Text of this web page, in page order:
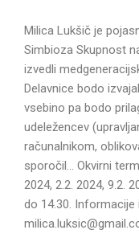
Milica Lukšič je
Simbioza Skupnost
izvedli
Delavnice bodo
vsebino pa bodo
udeležencev
računalnikom,
sporočil… Okvirni
2024, 2.2. 2024, 9.2.
do 14.30. Informacije